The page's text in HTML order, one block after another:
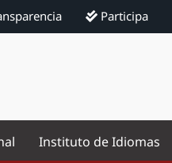
Participa
Instituto de Idiomas